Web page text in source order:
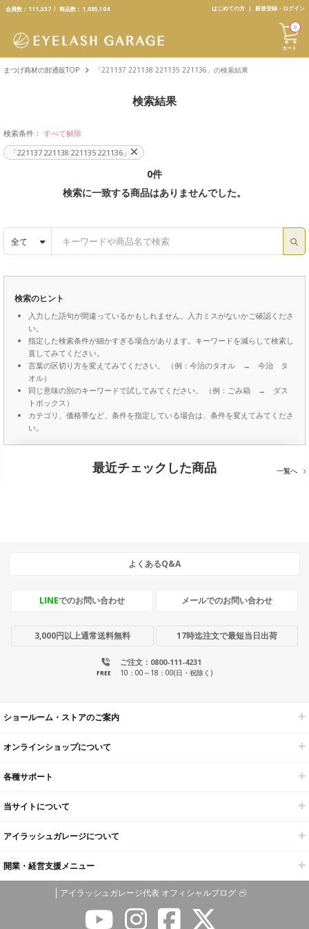
text.skipToContent
text.skipToNavigation
会員数： 111,537 商品数： 1,085,104 はじめての方 新規登録・ログイン
カート
0
まつげ商材の卸通販TOP 「221137 221138 221135 221136」の検索結果
検索結果
検索条件： すべて解除
「221137 221138 221135 221136」
0件
検索に一致する商品はありませんでした。
全て
検索のヒント
入力した語句が間違っているかもしれません。入力ミスがないかご確認くださ
い。
指定した検索条件が細かすぎる場合があります。キーワードを減らして検索し
直してみてください。
言葉の区切り方を変えてみてください。 （例：今治のタオル → 今治 タ
オル）
同じ意味の別のキーワードで試してみてください。 （例：ごみ箱 → ダス
トボックス）
カテゴリ、価格帯など、条件を指定している場合は、条件を変えてみてくださ
い。
最近チェックした商品 一覧へ
よくあるQ&A
LINEでのお問い合わせ メールでのお問い合わせ
3,000円以上通常送料無料 17時迄注文で最短当日出荷
ご注文：0800-111-4231
FREE 10：00～18：00(日・祝除く)
ショールーム・ストアのご案内
オンラインショップについて
各種サポート
当サイトについて
アイラッシュガレージについて
開業・経営支援メニュー
アイラッシュガレージ代表 オフィシャルブログ